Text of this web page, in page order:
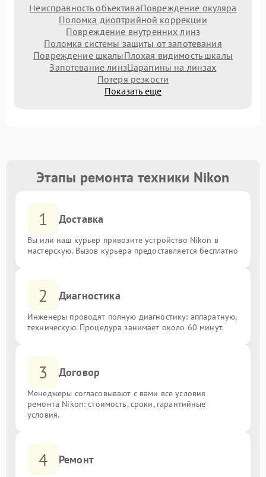
Неисправность объективаПовреждение окуляра
Поломка диоптрийной коррекции
Повреждение внутренних линз
Поломка системы защиты от запотевания
Повреждение шкалыПлохая видимость шкалы
Запотевание линзЦарапины на линзах
Потеря резкости
Показать еще
Этапы ремонта техники Nikon
1 Доставка
Вы или наш курьер привозите устройство Nikon в
мастерскую. Вызов курьера предоставляется бесплатно
2 Диагностика
Инженеры проводят полную диагностику: аппаратную,
техническую. Процедура занимает около 60 минут.
3 Договор
Менеджеры согласовывают с вами все условия
ремонта Nikon: стоимость, сроки, гарантийные
условия.
4 Ремонт